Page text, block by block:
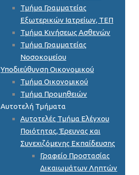
Τμήμα Γραμματείας
Εξωτερικών Ιατρείων, ΤΕΠ
Τμήμα Κινήσεως Ασθενών
Τμήμα Γραμματείας
Νοσοκομείου
Υποδιεύθυνση Οικονομικού
Τμήμα Οικονομικού
Τμήμα Προμηθειών
Αυτοτελή Τμήματα
Αυτοτελές Τμήμα Ελέγχου
Ποιότητας, Έρευνας και
Συνεχιζόμενης Εκπαίδευσης
Γραφείο Προστασίας
Δικαιωμάτων Ληπτών